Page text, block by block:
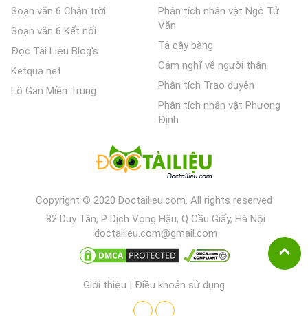
Soạn văn 6 Chân trời
Soạn văn 6 Kết nối
Đọc Tài Liệu Blog's
Ketqua net
Lô Gan Miền Trung
Phân tích nhân vật Ngô Tử
Văn
Tả cây bàng
Cảm nghĩ về người thân
Phân tích Trao duyên
Phân tích nhân vật Phương
Định
Copyright © 2020 Doctailieu.com. All rights reserved
82 Duy Tân, P Dịch Vọng Hậu, Q Cầu Giấy, Hà Nội
doctailieu.com@gmail.com
Giới thiệu | Điều khoản sử dụng